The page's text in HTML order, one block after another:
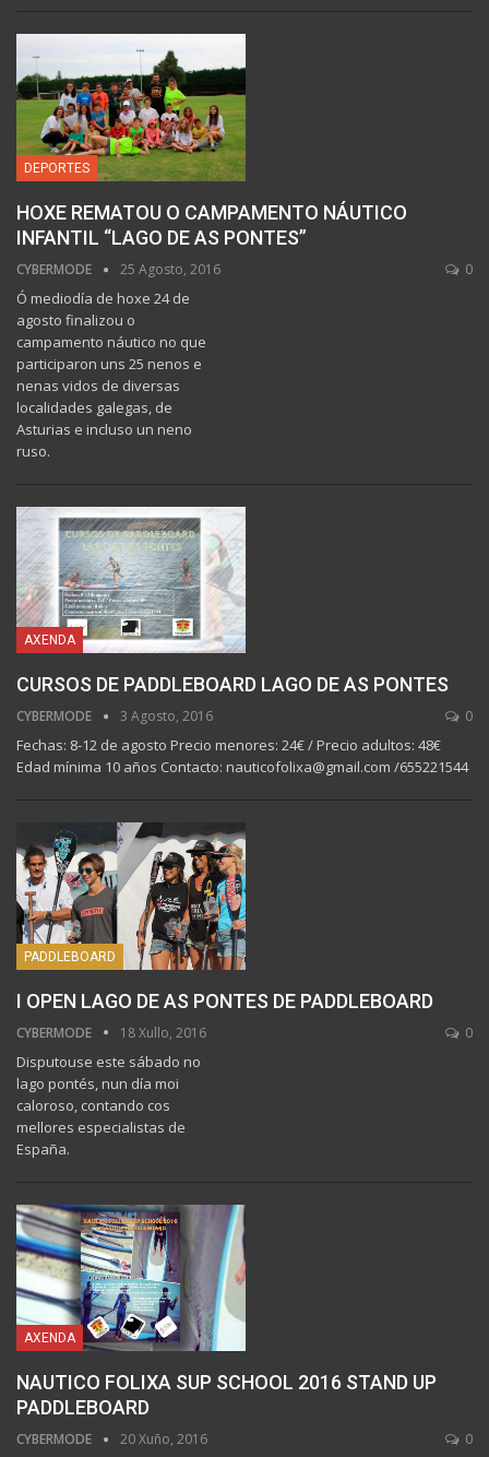
DEPORTES
HOXE REMATOU O CAMPAMENTO NÁUTICO
INFANTIL “LAGO DE AS PONTES”
CYBERMODE 25 Agosto, 2016 0
Ó mediodía de hoxe 24 de
agosto finalizou o
campamento náutico no que
participaron uns 25 nenos e
nenas vidos de diversas
localidades galegas, de
Asturias e incluso un neno
ruso.
AXENDA
CURSOS DE PADDLEBOARD LAGO DE AS PONTES
CYBERMODE 3 Agosto, 2016 0
Fechas: 8-12 de agosto Precio menores: 24€ / Precio adultos: 48€
Edad mínima 10 años Contacto: nauticofolixa@gmail.com /655221544
PADDLEBOARD
I OPEN LAGO DE AS PONTES DE PADDLEBOARD
CYBERMODE 18 Xullo, 2016 0
Disputouse este sábado no
lago pontés, nun día moi
caloroso, contando cos
mellores especialistas de
España.
AXENDA
NAUTICO FOLIXA SUP SCHOOL 2016 STAND UP
PADDLEBOARD
CYBERMODE 20 Xuño, 2016 0